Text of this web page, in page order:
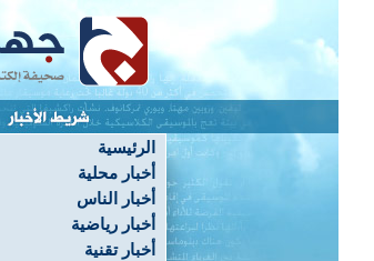
الرئيسية
أخبار محلية
أخبار الناس
أخبار رياضية
أخبار تقنية